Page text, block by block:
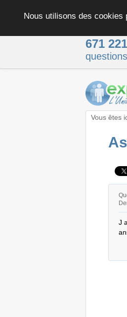
Nous utilisons des cookies
671 221
questions
Vous êtes
J